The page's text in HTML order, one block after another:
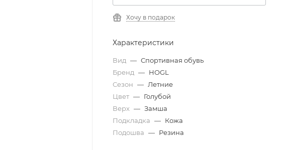
Хочу в подарок
Характеристики
Вид — Спортивная обувь
Бренд — HOGL
Сезон — Летние
Цвет — Голубой
Верх — Замша
Подкладка — Кожа
Подошва — Резина